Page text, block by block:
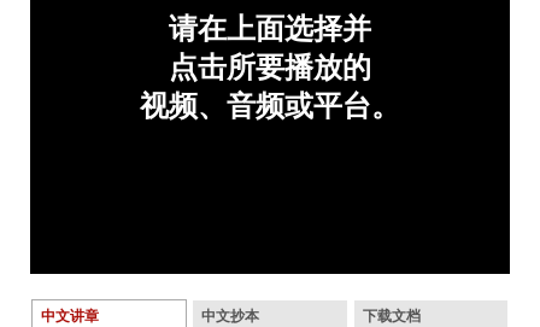
中文讲章 中文抄本 下载文档